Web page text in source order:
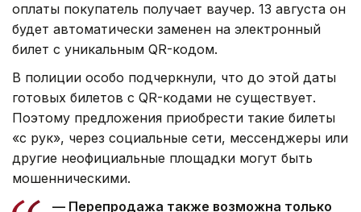
оплаты покупатель получает ваучер. 13 августа он
будет автоматически заменен на электронный
билет с уникальным QR-кодом.
В полиции особо подчеркнули, что до этой даты
готовых билетов с QR-кодами не существует.
Поэтому предложения приобрести такие билеты
«с рук», через социальные сети, мессенджеры или
другие неофициальные площадки могут быть
мошенническими.
— Перепродажа также возможна только